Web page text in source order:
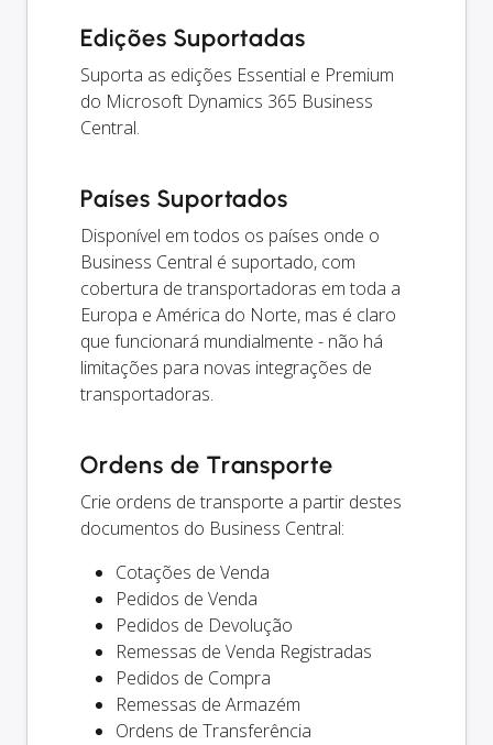
Edições Suportadas
Suporta as edições Essential e Premium
do Microsoft Dynamics 365 Business
Central.
Países Suportados
Disponível em todos os países onde o
Business Central é suportado, com
cobertura de transportadoras em toda a
Europa e América do Norte, mas é claro
que funcionará mundialmente - não há
limitações para novas integrações de
transportadoras.
Ordens de Transporte
Crie ordens de transporte a partir destes
documentos do Business Central:
Cotações de Venda
Pedidos de Venda
Pedidos de Devolução
Remessas de Venda Registradas
Pedidos de Compra
Remessas de Armazém
Ordens de Transferência